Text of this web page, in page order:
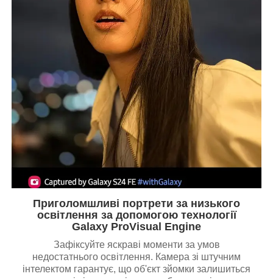
Приголомшливі портрети за низького
освітлення за допомогою технології
Galaxy ProVisual Engine
Зафіксуйте яскраві моменти за умов
недостатнього освітлення. Камера зі штучним
інтелектом гарантує, що об'єкт зйомки залишиться